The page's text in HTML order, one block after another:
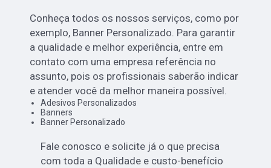
Conheça todos os nossos serviços, como por
exemplo, Banner Personalizado. Para garantir
a qualidade e melhor experiência, entre em
contato com uma empresa referência no
assunto, pois os profissionais saberão indicar
e atender você da melhor maneira possível.
Adesivos Personalizados
Banners
Banner Personalizado
Fale conosco e solicite já o que precisa
com toda a Qualidade e custo-benefício